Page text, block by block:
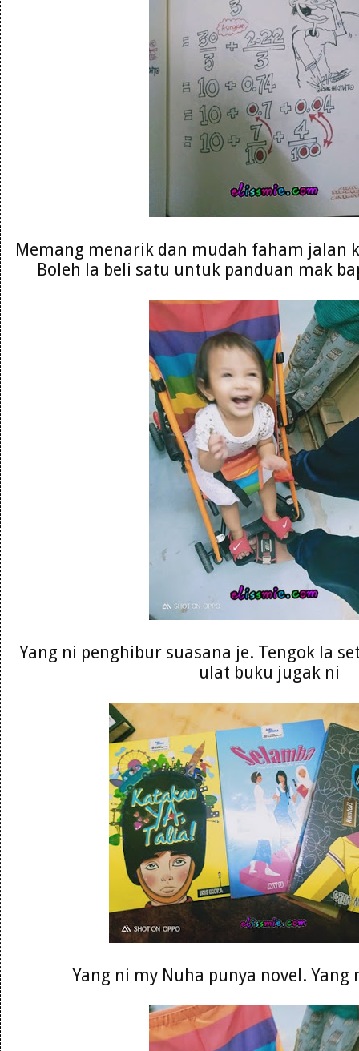
Memang menarik dan mudah faham jalan
Boleh la beli satu untuk panduan mak
Yang ni penghibur suasana je. Tengok la
ulat buku jugak ni
Yang ni my Nuha punya novel. Yang